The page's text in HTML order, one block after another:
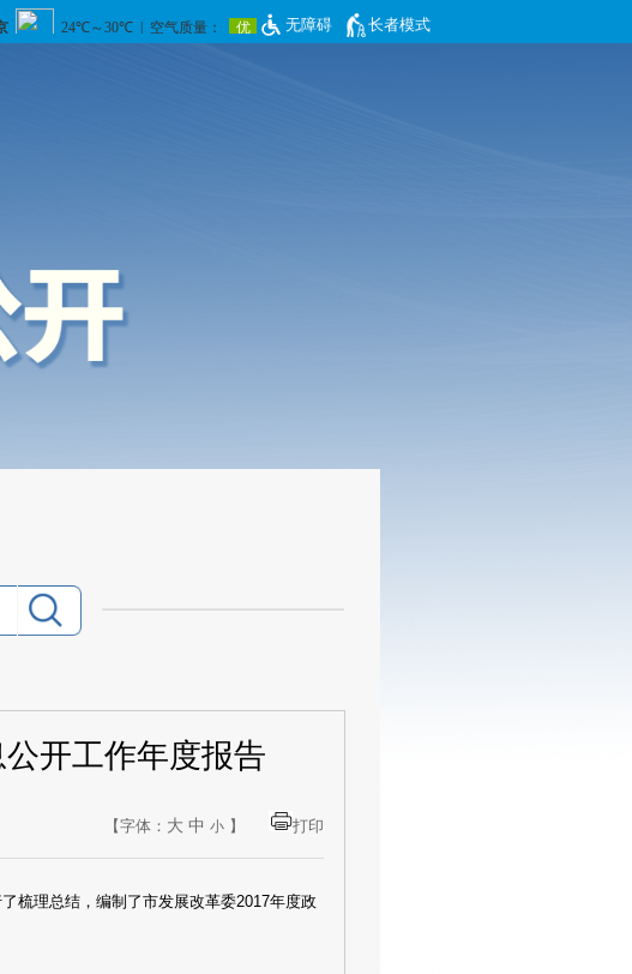
无障碍 长者模式
开工作年度报告
【字体： 大 中 小】 打印
梳理总结，编制了市发展改革委2017年度政